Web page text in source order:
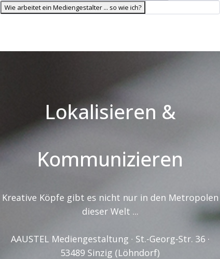
Wie arbeitet ein Mediengestalter ... so wie ich?
Lokalisieren &
Kommunizieren
Kreative Köpfe gibt es nicht nur in den Metropolen
dieser Welt ...
AAUSTEL Mediengestaltung · St.-Georg-Str. 36 ·
53489 Sinzig (Löhndorf)